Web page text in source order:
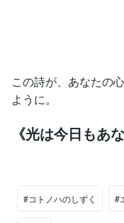
この詩が、あなたの
ように。
《光は今日もあ
#コトノハのしずく #